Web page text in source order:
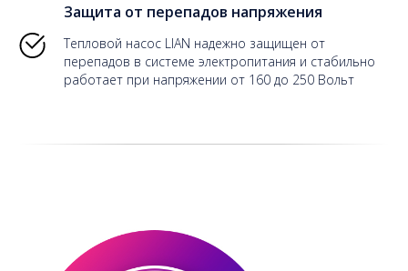
Защита от перепадов напряжения
Тепловой насос LIAN надежно защищен от
перепадов в системе электропитания и стабильно
работает при напряжении от 160 до 250 Вольт